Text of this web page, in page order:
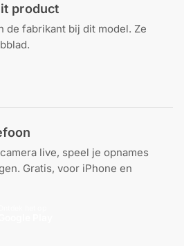
product
de fabrikant bij dit model. Ze
live, speel je opnames
Gratis, voor iPhone en